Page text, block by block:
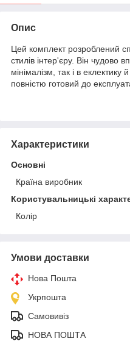
Опис
Цей комплект розроблений
стилів інтер'єру. Він чудово
мінімалізм, так і в
повністю готовий до
Характеристики
Основні
Країна виробник
Користувальницькі
Колір
Умови доставки
Нова Пошта
Укрпошта
Самовивіз
НОВА ПОШТА